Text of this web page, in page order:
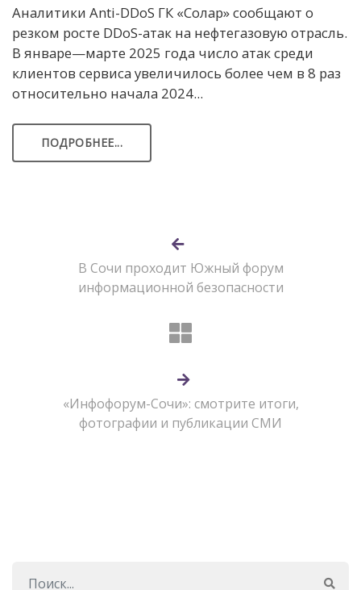
Аналитики Anti-DDoS ГК «Солар» сообщают о
резком росте DDoS-атак на нефтегазовую отрасль.
В январе—марте 2025 года число атак среди
клиентов сервиса увеличилось более чем в 8 раз
относительно начала 2024...
ПОДРОБНЕЕ...
В Сочи проходит Южный форум
информационной безопасности
«Инфофорум-Сочи»: смотрите итоги,
фотографии и публикации СМИ